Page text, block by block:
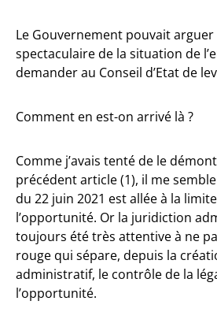
Le Gouvernement pouvait arguer
spectaculaire de la situation de
demander au Conseil d’Etat de
Comment en est-on arrivé là ?
Comme j’avais tenté de le
précédent article (1), il me
du 22 juin 2021 est allée à la
l’opportunité. Or la juridiction
toujours été très attentive à ne
rouge qui sépare, depuis la
administratif, le contrôle de la
l’opportunité.